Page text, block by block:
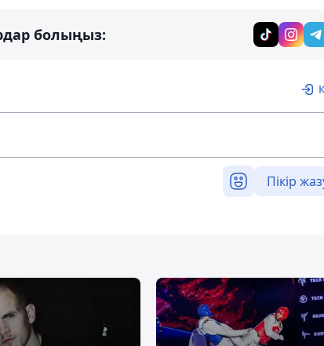
болыңыз:
Пікір